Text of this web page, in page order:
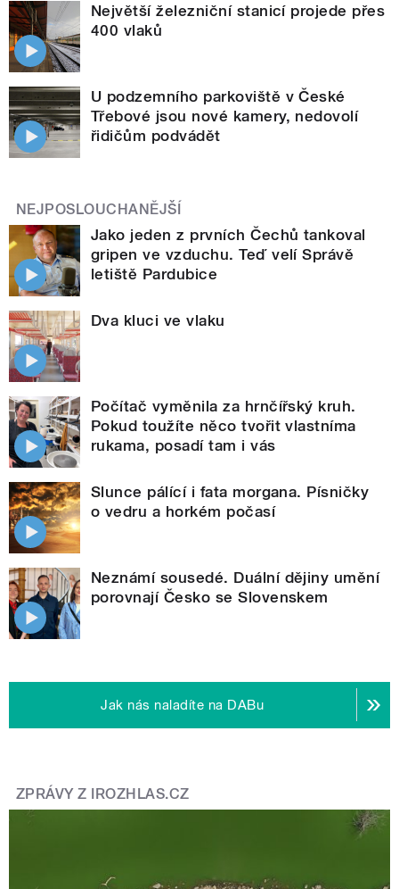
Největší železniční stanicí projede přes
400 vlaků
U podzemního parkoviště v České
Třebové jsou nové kamery, nedovolí
řidičům podvádět
NEJPOSLOUCHANĚJŠÍ
Jako jeden z prvních Čechů tankoval
gripen ve vzduchu. Teď velí Správě
letiště Pardubice
Dva kluci ve vlaku
Počítač vyměnila za hrnčířský kruh.
Pokud toužíte něco tvořit vlastníma
rukama, posadí tam i vás
Slunce pálící i fata morgana. Písničky
o vedru a horkém počasí
Neznámí sousedé. Duální dějiny umění
porovnají Česko se Slovenskem
Jak nás naladíte na DABu
ZPRÁVY Z IROZHLAS.CZ